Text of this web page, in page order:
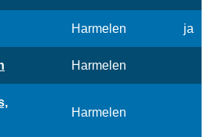
Harmelen ja
Harmelen
Harmelen